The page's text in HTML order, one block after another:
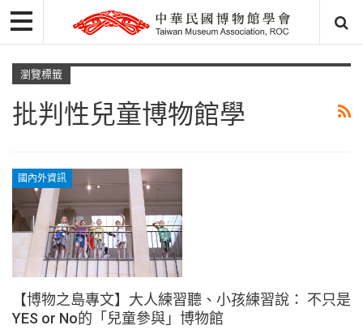
瀏覽標籤
批判性兒童博物館學
國內外資訊
【博物之島專文】大人練習聽、小孩練習說： 不只是
YES or No的「兒童參與」博物館